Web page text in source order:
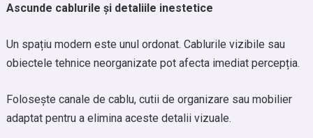
Ascunde cablurile și detaliile inestetice
Un spațiu modern este unul ordonat. Cablurile vizibile sau
obiectele tehnice neorganizate pot afecta imediat percepția.
Folosește canale de cablu, cutii de organizare sau mobilier
adaptat pentru a elimina aceste detalii vizuale.